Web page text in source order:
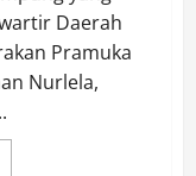
Daerah
Pramuka
Nurlela,